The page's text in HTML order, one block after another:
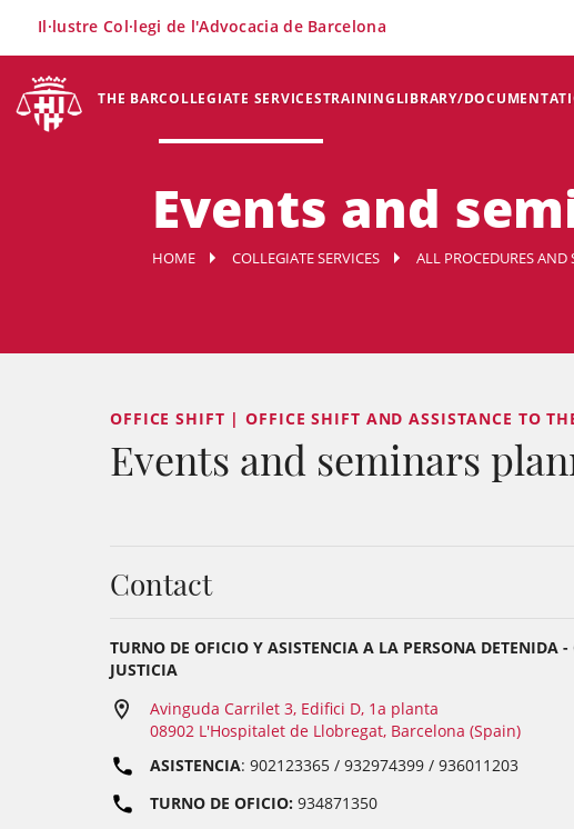
THE BARCOLLEGIATE SERVICESTRAININGLIBRARY/
Il·lustre Col·legi de l'Advocacia de Barcelona
Events and
HOME COLLEGIATE SERVICES ALL PROCEDURES AND
OFFICE SHIFT | OFFICE SHIFT AND ASSISTANCE TO
Events and seminars
Contact
TURNO DE OFICIO Y ASISTENCIA A LA PERSONA DETENIDA
JUSTICIA
Avinguda Carrilet 3, Edifici D, 1a planta
08902 L'Hospitalet de Llobregat, Barcelona (Spain)
ASISTENCIA: 902123365 / 932974399 / 936011203
TURNO DE OFICIO: 934871350